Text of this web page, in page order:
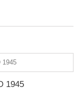
1945